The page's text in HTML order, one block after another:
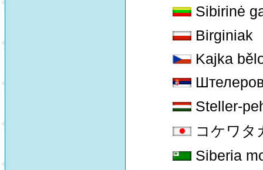
Sibirinė
Birginiak
Kajka
Steller-
コケワタ
Siberia